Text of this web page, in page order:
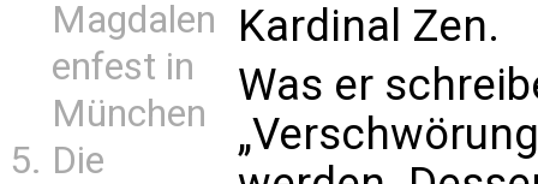
Magdalen
enfest in
München
Die
Kardinal Zen.
Was er